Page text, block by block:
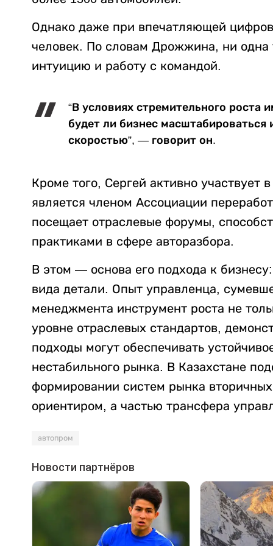
Однако даже при впечатляющей
человек. По словам Дрожжина, ни одна
интуицию и работу с командой.
“В условиях стремительного роста
будет ли бизнес
скоростью”, — говорит он.
Кроме того, Сергей активно участвует
является членом Ассоциации
посещает отраслевые форумы,
практиками в сфере авторазбора.
В этом — основа его подхода к
вида детали. Опыт управленца,
менеджмента инструмент роста не
уровне отраслевых стандартов,
подходы могут обеспечивать
нестабильного рынка. В Казахстане
формировании систем рынка
ориентиром, а частью трансфера
автопром